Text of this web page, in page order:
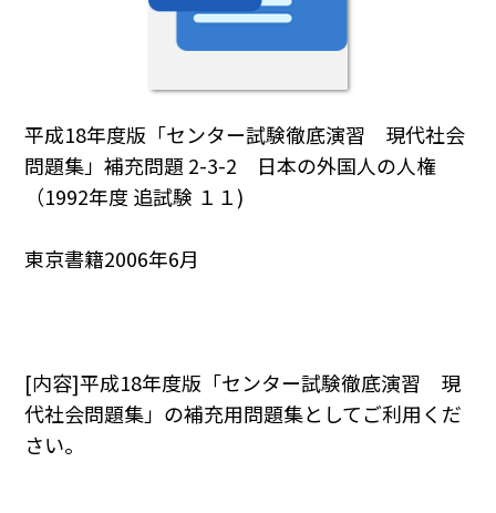
平成18年度版「センター試験徹底演習 現代社会
問題集」補充問題 2-3-2 日本の外国人の人権
（1992年度 追試験 １１)
東京書籍2006年6月
[内容]平成18年度版「センター試験徹底演習 現
代社会問題集」の補充用問題集としてご利用くだ
さい。